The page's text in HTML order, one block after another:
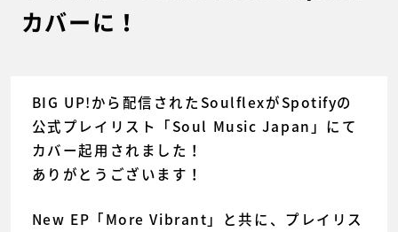
カバーに！
BIG UP!から配信されたSoulflexがSpotifyの
公式プレイリスト「Soul Music Japan」にて
カバー起用されました！
ありがとうございます！
New EP「More Vibrant」と共に、プレイリス